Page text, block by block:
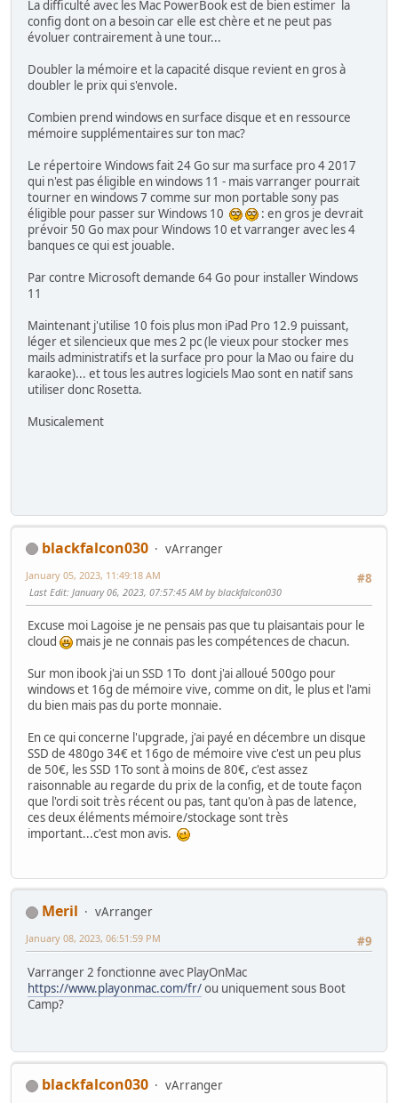
La difficulté avec les Mac PowerBook est de bien estimer la
config dont on a besoin car elle est chère et ne peut pas
évoluer contrairement à une tour...
Doubler la mémoire et la capacité disque revient en gros à
doubler le prix qui s'envole.
Combien prend windows en surface disque et en ressource
mémoire supplémentaires sur ton mac?
Le répertoire Windows fait 24 Go sur ma surface pro 4 2017
qui n'est pas éligible en windows 11 - mais varranger pourrait
tourner en windows 7 comme sur mon portable sony pas
éligible pour passer sur Windows 10
: en gros je devrait
prévoir 50 Go max pour Windows 10 et varranger avec les 4
banques ce qui est jouable.
Par contre Microsoft demande 64 Go pour installer Windows
11
Maintenant j'utilise 10 fois plus mon iPad Pro 12.9 puissant,
léger et silencieux que mes 2 pc (le vieux pour stocker mes
mails administratifs et la surface pro pour la Mao ou faire du
karaoke)... et tous les autres logiciels Mao sont en natif sans
utiliser donc Rosetta.
Musicalement
blackfalcon030
vArranger
#8
January 05, 2023, 11:49:18 AM
Last Edit: January 06, 2023, 07:57:45 AM by blackfalcon030
Excuse moi Lagoise je ne pensais pas que tu plaisantais pour le
cloud
mais je ne connais pas les compétences de chacun.
Sur mon ibook j'ai un SSD 1To dont j'ai alloué 500go pour
windows et 16g de mémoire vive, comme on dit, le plus et l'ami
du bien mais pas du porte monnaie.
En ce qui concerne l'upgrade, j'ai payé en décembre un disque
SSD de 480go 34€ et 16go de mémoire vive c'est un peu plus
de 50€, les SSD 1To sont à moins de 80€, c'est assez
raisonnable au regarde du prix de la config, et de toute façon
que l'ordi soit très récent ou pas, tant qu'on à pas de latence,
ces deux éléments mémoire/stockage sont très
important...c'est mon avis.
Meril
vArranger
#9
January 08, 2023, 06:51:59 PM
Varranger 2 fonctionne avec PlayOnMac
https://www.playonmac.com/fr/ou uniquement sous Boot
Camp?
blackfalcon030
vArranger